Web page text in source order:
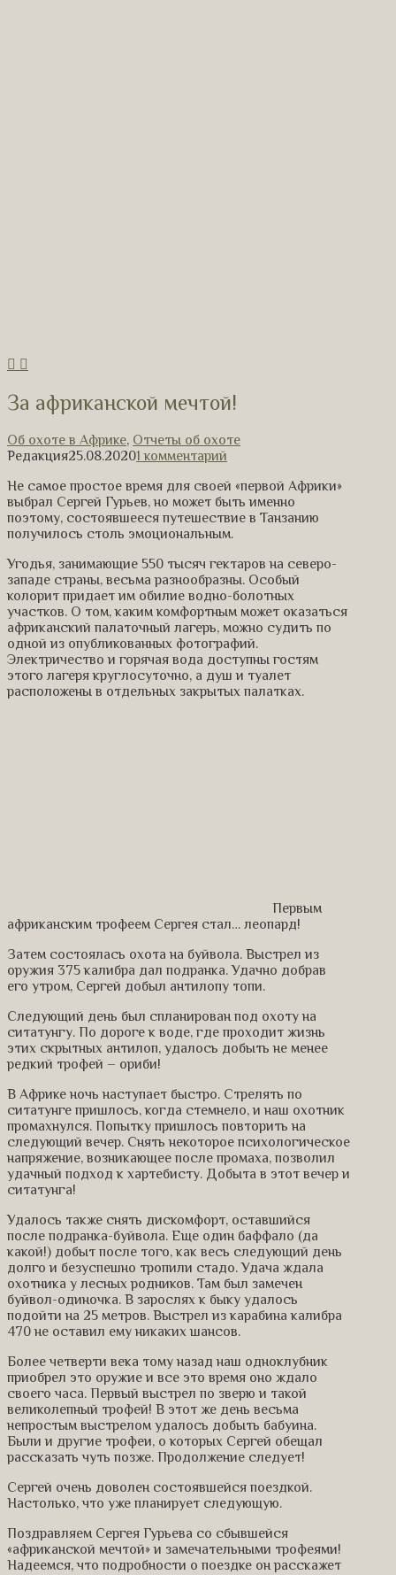
За африканской мечтой!
Об охоте в Африке, Отчеты об охоте
Редакция25.08.20201 комментарий
Не самое простое время для своей «первой Африки»
выбрал Сергей Гурьев, но может быть именно
поэтому, состоявшееся путешествие в Танзанию
получилось столь эмоциональным.
Угодья, занимающие 550 тысяч гектаров на северо-
западе страны, весьма разнообразны. Особый
колорит придает им обилие водно-болотных
участков. О том, каким комфортным может оказаться
африканский палаточный лагерь, можно судить по
одной из опубликованных фотографий.
Электричество и горячая вода доступны гостям
этого лагеря круглосуточно, а душ и туалет
расположены в отдельных закрытых палатках.
Первым
африканским трофеем Сергея стал… леопард!
Затем состоялась охота на буйвола. Выстрел из
оружия 375 калибра дал подранка. Удачно добрав
его утром, Сергей добыл антилопу топи.
Следующий день был спланирован под охоту на
ситатунгу. По дороге к воде, где проходит жизнь
этих скрытных антилоп, удалось добыть не менее
редкий трофей – ориби!
В Африке ночь наступает быстро. Стрелять по
ситатунге пришлось, когда стемнело, и наш охотник
промахнулся. Попытку пришлось повторить на
следующий вечер. Снять некоторое психологическое
напряжение, возникающее после промаха, позволил
удачный подход к хартебисту. Добыта в этот вечер и
ситатунга!
Удалось также снять дискомфорт, оставшийся
после подранка-буйвола. Еще один баффало (да
какой!) добыт после того, как весь следующий день
долго и безуспешно тропили стадо. Удача ждала
охотника у лесных родников. Там был замечен
буйвол-одиночка. В зарослях к быку удалось
подойти на 25 метров. Выстрел из карабина калибра
470 не оставил ему никаких шансов.
Более четверти века тому назад наш одноклубник
приобрел это оружие и все это время оно ждало
своего часа. Первый выстрел по зверю и такой
великолепный трофей! В этот же день весьма
непростым выстрелом удалось добыть бабуина.
Были и другие трофеи, о которых Сергей обещал
рассказать чуть позже. Продолжение следует!
Сергей очень доволен состоявшейся поездкой.
Настолько, что уже планирует следующую.
Поздравляем Сергея Гурьева со сбывшейся
«африканской мечтой» и замечательными трофеями!
Надеемся, что подробности о поездке он расскажет